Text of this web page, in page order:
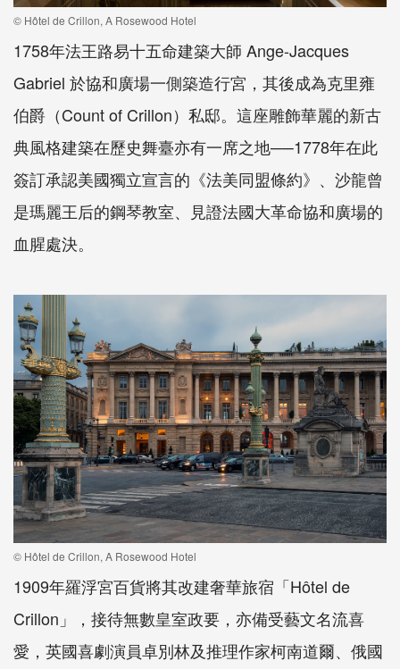
© Hôtel de Crillon, A Rosewood Hotel
1758年法王路易十五命建築大師 Ange-Jacques
Gabriel 於協和廣場一側築造行宮，其後成為克里雍
伯爵（Count of Crillon）私邸。這座雕飾華麗的新古
典風格建築在歷史舞臺亦有一席之地──1778年在此
簽訂承認美國獨立宣言的《法美同盟條約》、沙龍曾
是瑪麗王后的鋼琴教室、見證法國大革命協和廣場的
血腥處決。
© Hôtel de Crillon, A Rosewood Hotel
1909年羅浮宮百貨將其改建奢華旅宿「Hôtel de
Crillon」，接待無數皇室政要，亦備受藝文名流喜
愛，英國喜劇演員卓別林及推理作家柯南道爾、俄國